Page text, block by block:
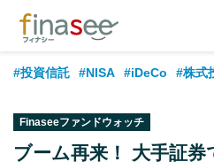
#投資信託 #NISA #iDeCo #株式
#積立投資 #トレンド #30代 #公
Finaseeファンドウォッチ
ブーム再来！ 大手証